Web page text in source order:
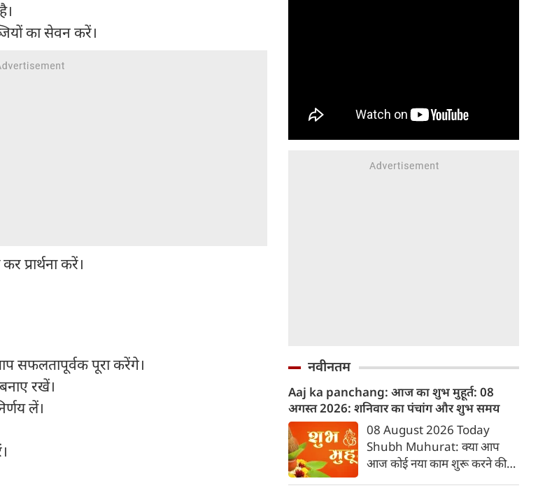
का सेवन करें।
प्रार्थना करें।
सफलतापूर्वक पूरा करेंगे।
रखें।
लें।
नवीनतम
Aaj ka panchang: आज का शुभ मुहूर्त: 08
अगस्‍त 2026: शनिवार का पंचांग और शुभ समय
08 August 2026 Today
Shubh Muhurat: क्या आप
आज कोई नया काम शुरू करने की